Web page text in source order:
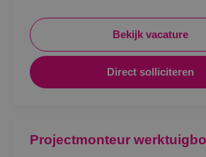
Bekijk vacature
Direct solliciteren
Projectmonteur